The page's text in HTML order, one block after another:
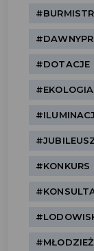
#DOTACJE
#EKOLOGIA
#KONKURS
#MŁODZIEŻ